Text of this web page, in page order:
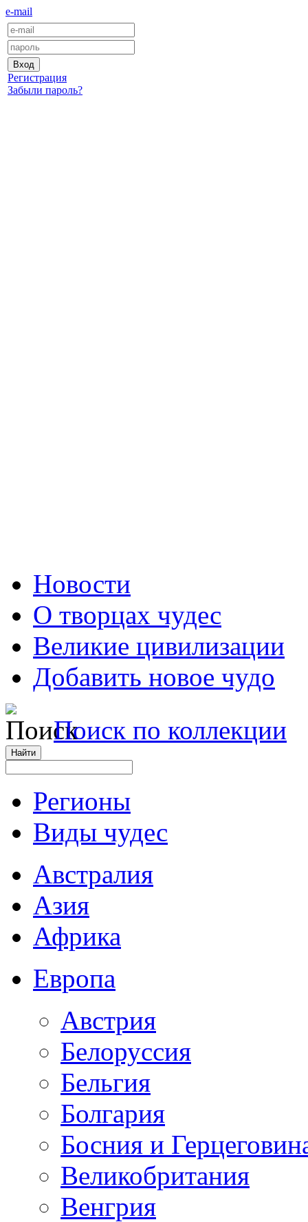
e-mail
Регистрация
Забыли пароль?
Новости
О творцах чудес
Великие цивилизации
Добавить новое чудо
Поиск по коллекции
Регионы
Виды чудес
Австралия
Азия
Африка
Европа
Австрия
Белоруссия
Бельгия
Болгария
Босния и
Великобритания
Венгрия